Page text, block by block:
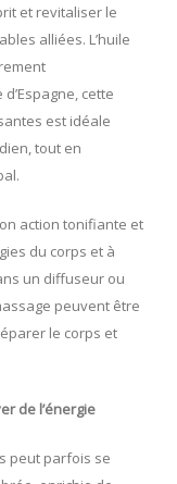
et revitaliser le
alliées. L’huile
cette
est idéale
tout en
action tonifiante et
du corps et à
un diffuseur ou
peuvent être
le corps et
de l’énergie
peut parfois se